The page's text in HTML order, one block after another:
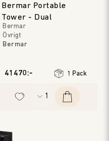
Bermar Portable
Tower - Dual
Bermar
Övrigt
Bermar
41470:- 1 Pack